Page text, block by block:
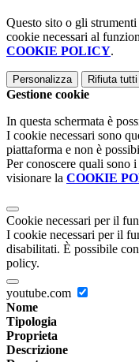
Questo sito o gli
cookie necessari al
COOKIE POLICY.
Personalizza Rifiuta tutti
Gestione cookie
In questa schermata è
I cookie necessari sono
piattaforma e non è
Per conoscere quali sono
visionare la COOKIE
Cookie necessari per il
I cookie necessari per il
disabilitati. È possibile
policy.
youtube.com
Nome
Tipologia
Proprieta
Descrizione